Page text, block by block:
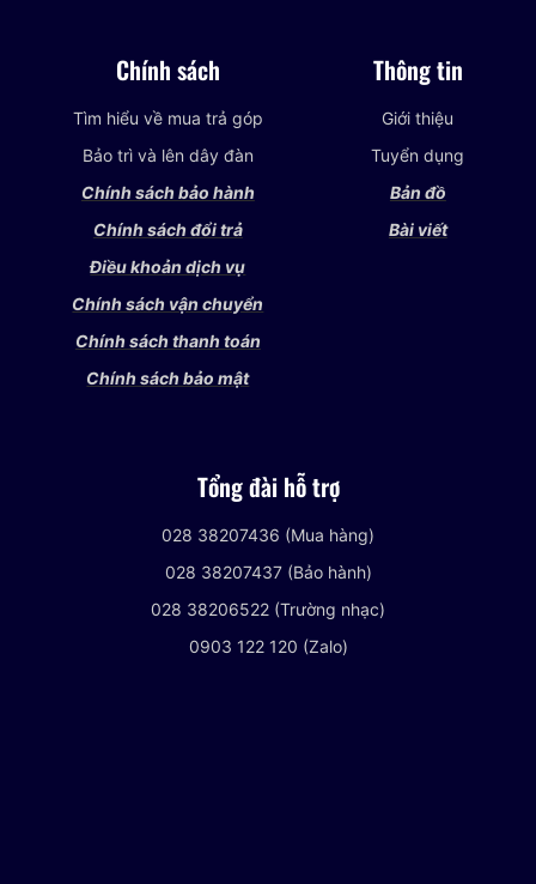
Chính sách
Tìm hiểu về mua trả góp
Bảo trì và lên dây đàn
Chính sách bảo hành
Chính sách đổi trả
Điều khoản dịch vụ
Chính sách vận chuyển
Chính sách thanh toán
Chính sách bảo mật
Thông tin
Giới thiệu
Tuyển dụng
Bản đồ
Bài viết
Tổng đài hỗ trợ
028 38207436 (Mua hàng)
028 38207437 (Bảo hành)
028 38206522 (Trường nhạc)
0903 122 120 (Zalo)